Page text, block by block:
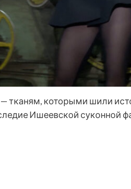
тканям, которыми шили
Ишеевской